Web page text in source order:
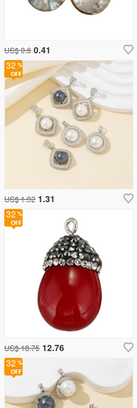
32
US$ 18.75 12.76
US$ 0.6 0.41
32
32
US$ 1.92 1.31